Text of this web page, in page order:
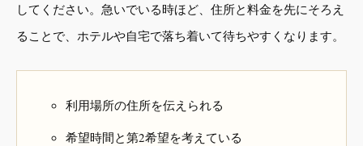
してください。急いでいる時ほど、住所と料金を先にそろえ
ることで、ホテルや自宅で落ち着いて待ちやすくなります。
利用場所の住所を伝えられる
希望時間と第2希望を考えている